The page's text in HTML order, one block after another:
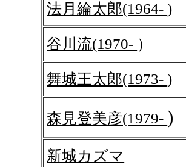
法月綸太郎(1964-)
谷川流(1970- ）
舞城王太郎(1973-)
森見登美彦(1979- )
新城カズマ